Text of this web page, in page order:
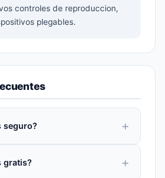
controles de reproduccion,
plegables.
seguro?
gratis?